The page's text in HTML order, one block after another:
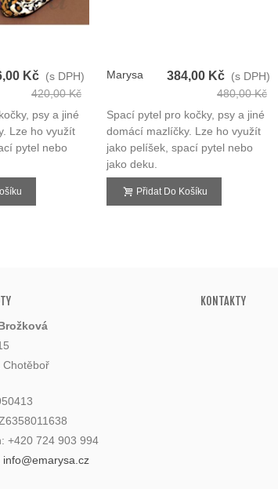
Kč (s DPH)
420,00 Kč
psy a jiné
Lze ho využít
pytel nebo
Marysa
384,00 Kč (s DPH)
480,00 Kč
Spací pytel pro kočky, psy a jiné
domácí mazlíčky. Lze ho využít
jako pelíšek, spací pytel nebo
jako deku.
Přidat Do Košíku
Chotěboř
+420 724 903 994
info@emarysa.cz
KONTAKTY